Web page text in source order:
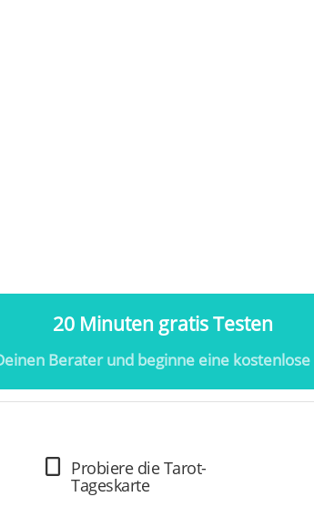
20 Minuten gratis Testen
Berater und beginne eine
Probiere die Tarot-
Tageskarte